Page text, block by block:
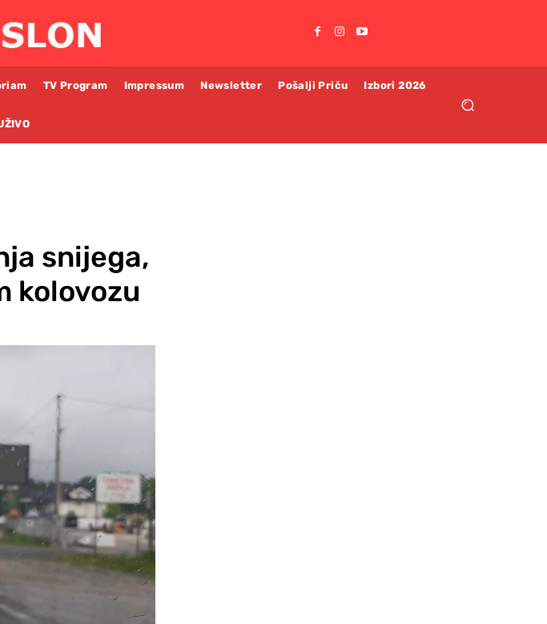
TV Program Impressum Newsletter Pošalji Priču Izbori 2026
snijega,
kolovozu